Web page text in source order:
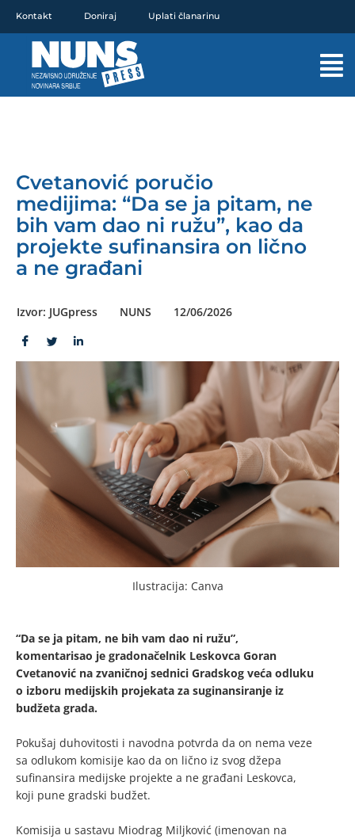
sadržaj
Kontakt Doniraj Uplati članarinu
Cvetanović poručio
medijima: “Da se ja pitam, ne
bih vam dao ni ružu”, kao da
projekte sufinansira on lično
a ne građani
Izvor: JUGpress NUNS 12/06/2026
Ilustracija: Canva
“Da se ja pitam, ne bih vam dao ni ružu”,
komentarisao je gradonačelnik Leskovca Goran
Cvetanović na zvaničnoj sednici Gradskog veća odluku
o izboru medijskih projekata za suginansiranje iz
budžeta grada.
Pokušaj duhovitosti i navodna potvrda da on nema veze
sa odlukom komisije kao da on lično iz svog džepa
sufinansira medijske projekte a ne građani Leskovca,
koji pune gradski budžet.
Komisija u sastavu Miodrag Miljković (imenovan na